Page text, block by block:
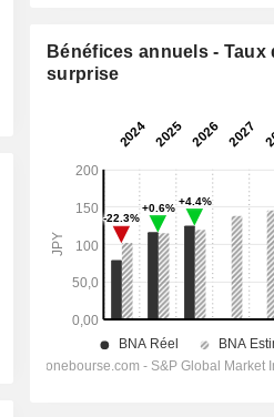
Bénéfices annuels - Taux
surprise